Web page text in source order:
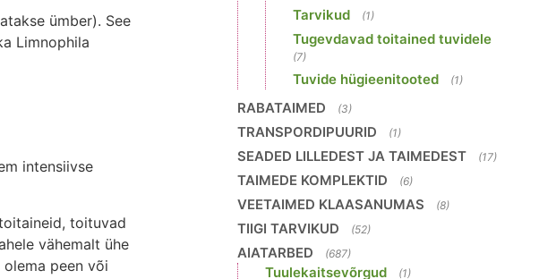
ümber). See
Limnophila
intensiivse
toituvad
vähemalt ühe
peen või
Tarvikud (1)
Tugevdavad toitained tuvidele
(7)
Tuvide hügieenitooted (1)
RABATAIMED (3)
TRANSPORDIPUURID (1)
SEADED LILLEDEST JA TAIMEDEST (17)
TAIMEDE KOMPLEKTID (6)
VEETAIMED KLAASANUMAS (8)
TIIGI TARVIKUD (52)
AIATARBED (687)
Tuulekaitsevõrgud (1)